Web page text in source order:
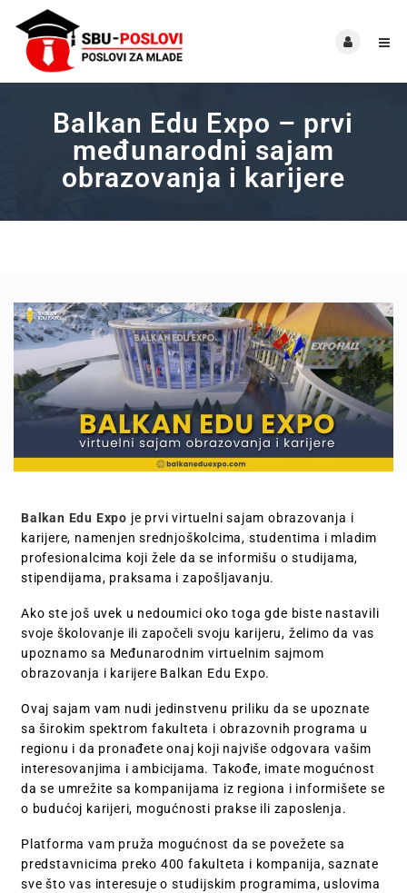
Balkan Edu Expo – prvi
međunarodni sajam
obrazovanja i karijere
Balkan Edu Expo je prvi virtuelni sajam obrazovanja i
karijere, namenjen srednjoškolcima, studentima i mladim
profesionalcima koji žele da se informišu o studijama,
stipendijama, praksama i zapošljavanju.
Ako ste još uvek u nedoumici oko toga gde biste nastavili
svoje školovanje ili započeli svoju karijeru, želimo da vas
upoznamo sa Međunarodnim virtuelnim sajmom
obrazovanja i karijere Balkan Edu Expo.
Ovaj sajam vam nudi jedinstvenu priliku da se upoznate
sa širokim spektrom fakulteta i obrazovnih programa u
regionu i da pronađete onaj koji najviše odgovara vašim
interesovanjima i ambicijama. Takođe, imate mogućnost
da se umrežite sa kompanijama iz regiona i informišete se
o budućoj karijeri, mogućnosti prakse ili zaposlenja.
Platforma vam pruža mogućnost da se povežete sa
predstavnicima preko 400 fakulteta i kompanija, saznate
sve što vas interesuje o studijskim programima, uslovima